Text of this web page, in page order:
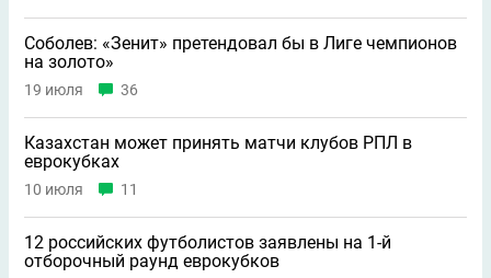
Соболев: «Зенит» претендовал бы в Лиге чемпионов
на золото»
19 июля 36
Казахстан может принять матчи клубов РПЛ в
еврокубках
10 июля 11
12 российских футболистов заявлены на 1-й
отборочный раунд еврокубков